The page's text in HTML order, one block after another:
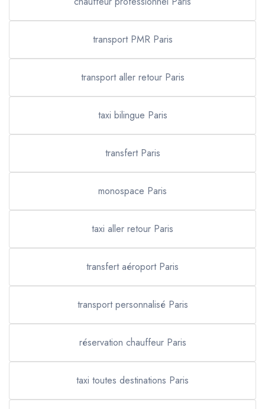
transport PMR Paris
transport aller retour Paris
taxi bilingue Paris
transfert Paris
monospace Paris
taxi aller retour Paris
transfert aéroport Paris
transport personnalisé Paris
réservation chauffeur Paris
taxi toutes destinations Paris